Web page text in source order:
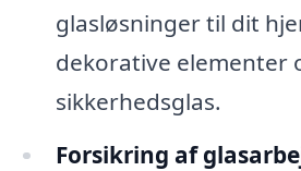
glasløsninger til dit
dekorative elementer
sikkerhedsglas.
Forsikring af